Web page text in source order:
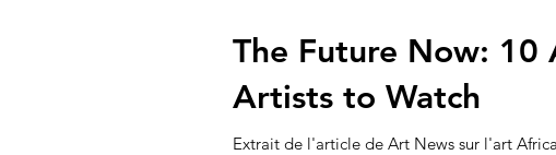
The Future Now: 10
Artists to Watch
Extrait de l'article de Art News sur l'art